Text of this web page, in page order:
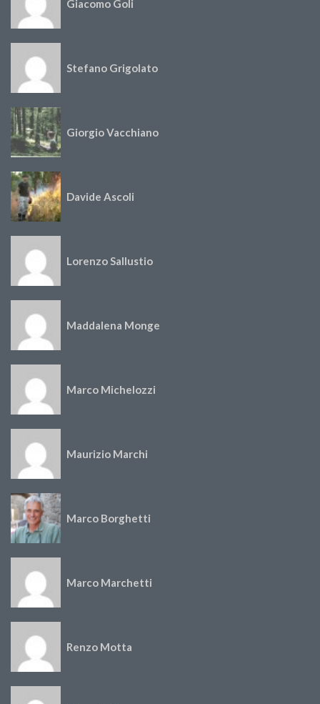
Giacomo Goli
Stefano Grigolato
Giorgio Vacchiano
Davide Ascoli
Lorenzo Sallustio
Maddalena Monge
Marco Michelozzi
Maurizio Marchi
Marco Borghetti
Marco Marchetti
Renzo Motta